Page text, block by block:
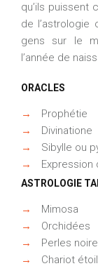
qu’ils puissent
de l’astrologie
gens sur le
l’année de
ORACLES
→
Prophétie
→
Divinatione
→
Sibylle ou
→
Expression
ASTROLOGIE
→
Mimosa
→
Orchidées
→
Perles
→
Chariot